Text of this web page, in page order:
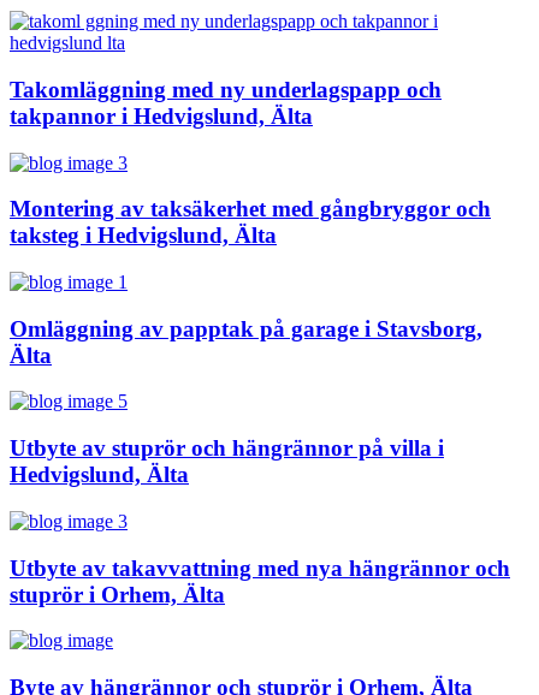
Takomläggning med ny underlagspapp och
takpannor i Hedvigslund, Älta
Montering av taksäkerhet med gångbryggor och
taksteg i Hedvigslund, Älta
Omläggning av papptak på garage i Stavsborg,
Älta
Utbyte av stuprör och hängrännor på villa i
Hedvigslund, Älta
Utbyte av takavvattning med nya hängrännor och
stuprör i Orhem, Älta
Byte av hängrännor och stuprör i Orhem, Älta